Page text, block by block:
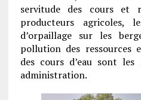
servitude des cours et
producteurs agricoles,
d’orpaillage sur les
pollution des ressources
des cours d’eau sont
administration.